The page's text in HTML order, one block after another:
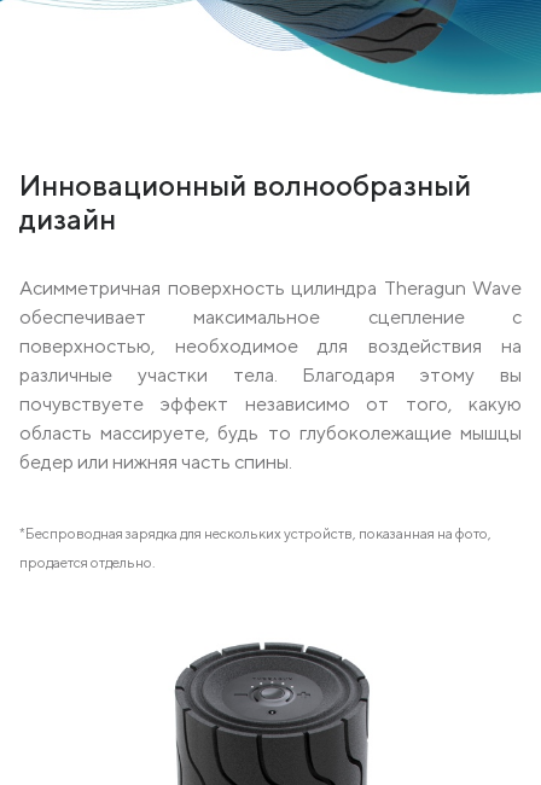
Инновационный волнообразный
дизайн
Асимметричная поверхность цилиндра Theragun Wave
обеспечивает максимальное сцепление с
поверхностью, необходимое для воздействия на
различные участки тела. Благодаря этому вы
почувствуете эффект независимо от того, какую
область массируете, будь то глубоколежащие мышцы
бедер или нижняя часть спины.
*Беспроводная зарядка для нескольких устройств, показанная на фото,
продается отдельно.